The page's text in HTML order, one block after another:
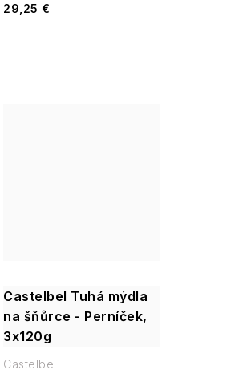
29,25 €
Castelbel Tuhá mýdla
na šňůrce - Perníček,
3x120g
Castelbel